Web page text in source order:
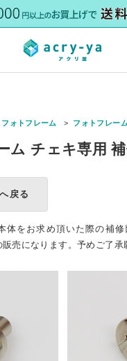
フォトフレーム フォトフレー
ム チェキ専用
戻る
体をお求め頂いた際の補
売になります。予めご了承